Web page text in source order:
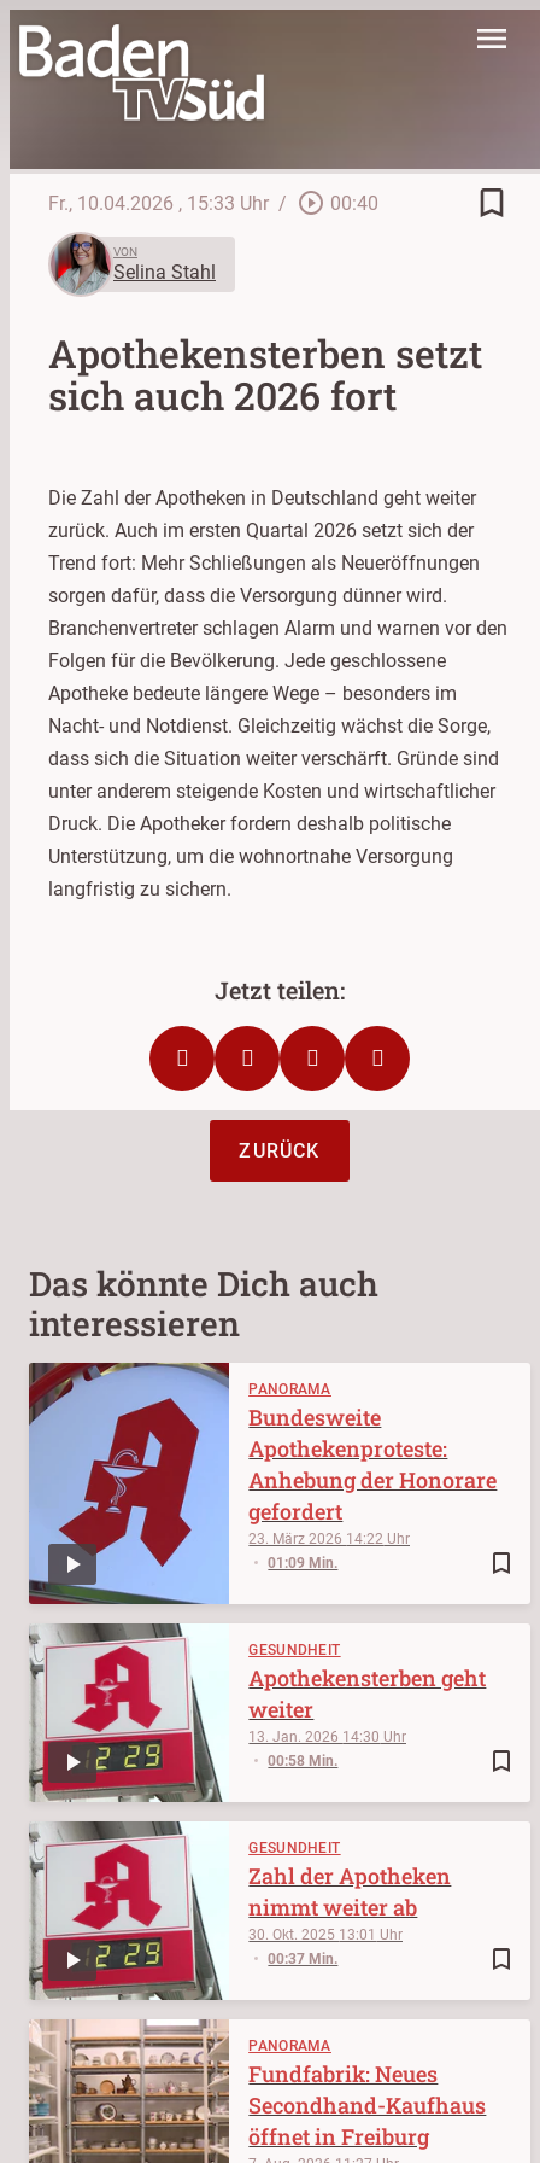
menu
Fr., 10.04.2026 , 15:33 Uhr / play_circle_outline 00:40 bookmark_border
VON
Selina Stahl
Apothekensterben setzt
sich auch 2026 fort
Die Zahl der Apotheken in Deutschland geht weiter
zurück. Auch im ersten Quartal 2026 setzt sich der
Trend fort: Mehr Schließungen als Neueröffnungen
sorgen dafür, dass die Versorgung dünner wird.
Branchenvertreter schlagen Alarm und warnen vor den
Folgen für die Bevölkerung. Jede geschlossene
Apotheke bedeute längere Wege – besonders im
Nacht- und Notdienst. Gleichzeitig wächst die Sorge,
dass sich die Situation weiter verschärft. Gründe sind
unter anderem steigende Kosten und wirtschaftlicher
Druck. Die Apotheker fordern deshalb politische
Unterstützung, um die wohnortnahe Versorgung
langfristig zu sichern.
ZURÜCK
Das könnte Dich auch
interessieren
PANORAMA
bookmark_border
23. März 2026 14:22
01:09 Min.
Bundesweite
Apothekenproteste:
Anhebung der Honorare
gefordert
GESUNDHEIT
bookmark_border
13. Jan. 2026 14:30
00:58 Min.
Apothekensterben geht
weiter
GESUNDHEIT
bookmark_border
30. Okt. 2025 13:01
00:37 Min.
Zahl der Apotheken
nimmt weiter ab
PANORAMA
Fundfabrik: Neues
Secondhand-Kaufhaus
öffnet in Freiburg